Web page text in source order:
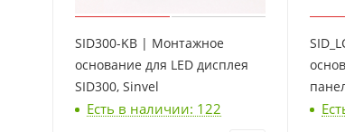
SID300-KB | Монтажное
основание для LED дисплея
SID300, Sinvel
Есть в наличии: 122